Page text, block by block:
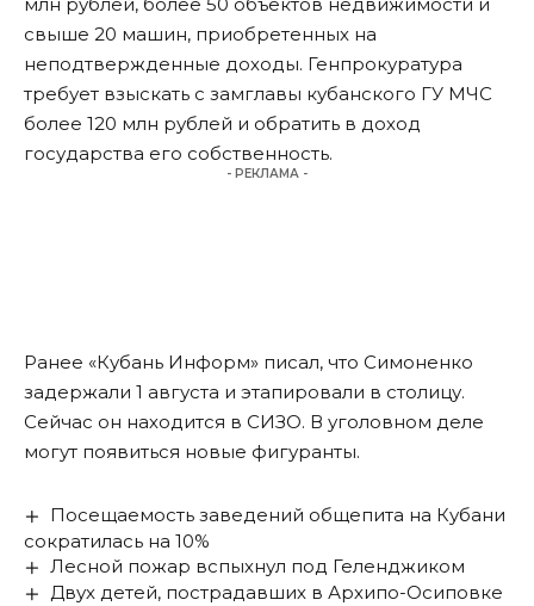
свыше 20 машин, приобретенных на
неподтвержденные доходы. Генпрокуратура
требует взыскать с замглавы кубанского ГУ МЧС
более 120 млн рублей и обратить в доход
государства его собственность.
- РЕКЛАМА -
Ранее «Кубань Информ» писал, что Симоненко
задержали 1 августа и этапировали в столицу.
Сейчас он находится в СИЗО. В уголовном деле
могут появиться новые фигуранты.
Посещаемость заведений общепита на Кубани
сократилась на 10%
Лесной пожар вспыхнул под Геленджиком
Двух детей, пострадавших в Архипо-Осиповке